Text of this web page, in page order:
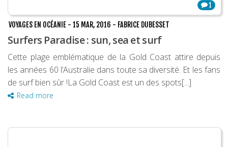
1
VOYAGES EN OCÉANIE - 15 MAR, 2016 - FABRICE DUBESSET
Surfers Paradise : sun, sea et surf
Cette plage emblématique de la Gold Coast attire depuis
les années 60 l’Australie dans toute sa diversité. Et les fans
de surf bien sûr !La Gold Coast est un des spots[...]
Read more